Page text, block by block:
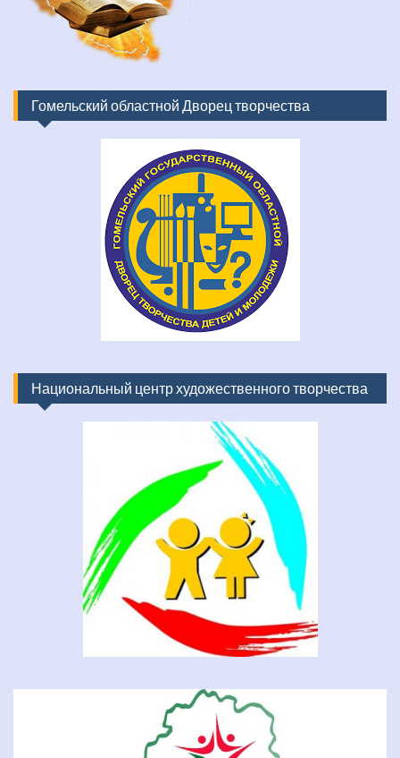
Гомельский областной Дворец творчества
Национальный центр художественного творчества